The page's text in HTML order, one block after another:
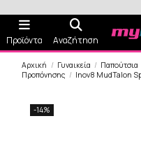
Προϊόντα Αναζήτηση
Αρχική Γυναικεία Παπούτσια
Προπόνησης
Inov8 MudTalon
-14%